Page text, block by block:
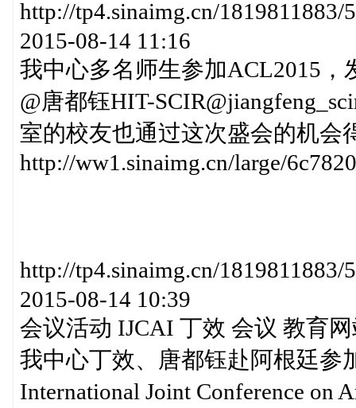
http://tp4.sinaimg.cn/
2015-08-14 11:16
我中心多名师生参加ACL2015，
@唐都钰HIT-
室的校友也通过这次盛会的机会
http://ww1.sinaimg.cn/large/
http://tp4.sinaimg.cn/
2015-08-14 10:39
会议活动 IJCAI 丁效 会议 教育
我中心丁效、唐都钰赴阿根廷参
International Joint Conference